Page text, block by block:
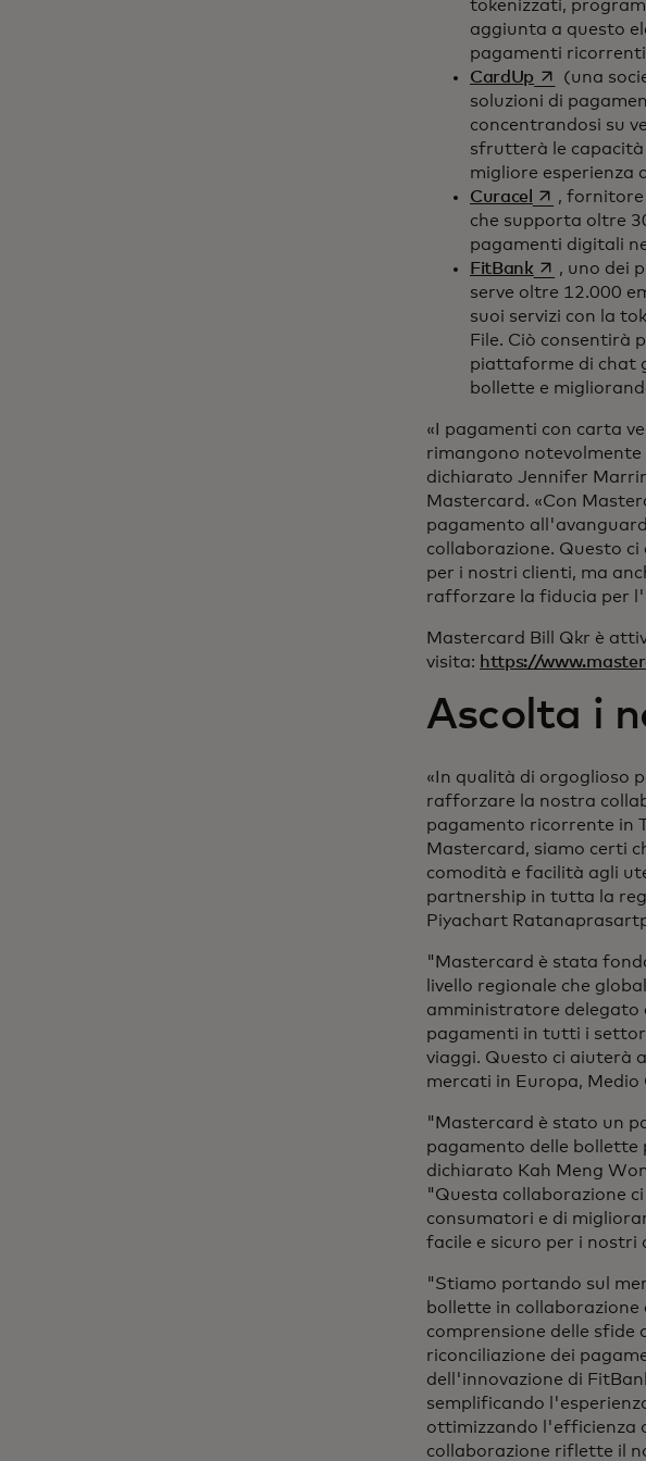
tokenizzati,
aggiunta a questo
pagamenti
CardUp si apre in
(una
soluzioni di
concentrandosi su
sfrutterà le
migliore esperienza
Curacel
si apre in
,
che supporta oltre
pagamenti digitali
FitBanksi apre in una
, uno dei
serve oltre 12.000
suoi servizi con la
File. Ciò consentirà
piattaforme di chat
bollette e
«I pagamenti con carta
rimangono
dichiarato Jennifer
Mastercard. «Con
pagamento
collaborazione. Questo
per i nostri clienti, ma
rafforzare la fiducia per
Mastercard Bill Qkr è
visita: https://
Ascolta i
«In qualità di orgoglioso
rafforzare la nostra
pagamento ricorrente in
Mastercard, siamo certi
comodità e facilità agli
partnership in tutta la
Piyachart
"Mastercard è stata
livello regionale che
amministratore delegato
pagamenti in tutti i
viaggi. Questo ci aiuterà
mercati in Europa,
"Mastercard è stato un
pagamento delle bollette
dichiarato Kah Meng
"Questa collaborazione
consumatori e di
facile e sicuro per i nostri
"Stiamo portando sul
bollette in
comprensione delle
riconciliazione dei
dell'innovazione di
semplificando
ottimizzando l'efficienza
collaborazione riflette il